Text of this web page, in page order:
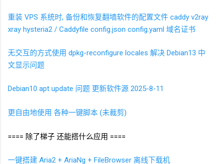
重装 VPS 系统时, 备份和恢复翻墙软件的配置文件 caddy v2ray
xray hysteria2 / Caddyfile config.json config.yaml 域名证书
无交互的方式使用 dpkg-reconfigure locales 解决 Debian13 中
文显示问题
Debian10 apt update 问题 更新软件源 2025-8-11
更自由地使用 各种一键脚本 (未裁剪)
==== 除了梯子 还能搭什么应用 ====
一键搭建 Aria2 + AriaNg + FileBrowser 离线下载机